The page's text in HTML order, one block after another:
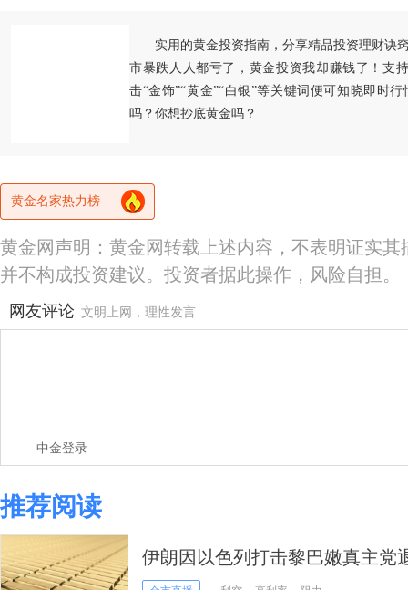
实用的黄金投资指南，分享精品投资理财诀
市暴跌人人都亏了，黄金投资我却赚钱了！支
击“金饰”“黄金”“白银”等关键词便可知晓即时
吗？你想抄底黄金吗？
黄金名家热力榜
黄金网声明：黄金网转载上述内容，不表明证实
并不构成投资建议。投资者据此操作，风险自担。
网友评论 文明上网，理性发言
中金登录
推荐阅读
伊朗因以色列打击黎巴嫩真主党
下行